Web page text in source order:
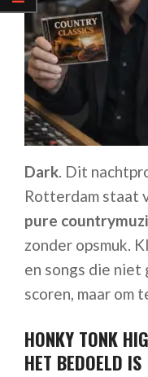
Dark. Dit
Rotterdam staat
pure
zonder opsmuk.
en songs die niet
scoren, maar om
HONKY TONK
HET BEDOELD IS